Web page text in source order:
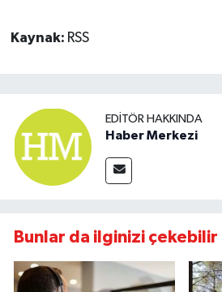
Kaynak: RSS
EDITÖR HAKKINDA
Haber Merkezi
Bunlar da ilginizi çekebilir